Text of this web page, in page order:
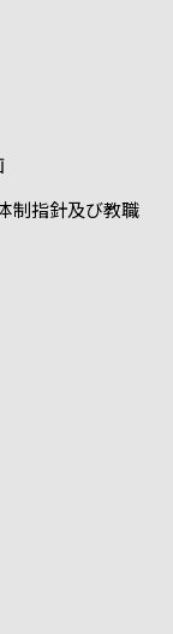
制指針及び教職